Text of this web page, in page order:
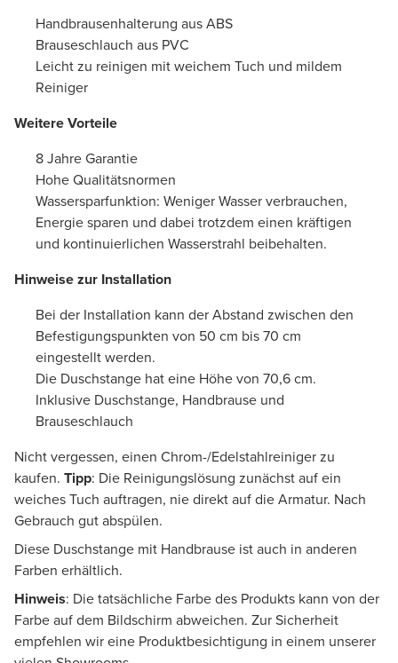
Handbrausenhalterung aus ABS
Brauseschlauch aus PVC
Leicht zu reinigen mit weichem Tuch und mildem
Reiniger
Weitere Vorteile
8 Jahre Garantie
Hohe Qualitätsnormen
Wassersparfunktion: Weniger Wasser verbrauchen,
Energie sparen und dabei trotzdem einen kräftigen
und kontinuierlichen Wasserstrahl beibehalten.
Hinweise zur Installation
Bei der Installation kann der Abstand zwischen den
Befestigungspunkten von 50 cm bis 70 cm
eingestellt werden.
Die Duschstange hat eine Höhe von 70,6 cm.
Inklusive Duschstange, Handbrause und
Brauseschlauch
Nicht vergessen, einen Chrom-/Edelstahlreiniger zu
kaufen. Tipp: Die Reinigungslösung zunächst auf ein
weiches Tuch auftragen, nie direkt auf die Armatur. Nach
Gebrauch gut abspülen.
Diese Duschstange mit Handbrause ist auch in anderen
Farben erhältlich.
Hinweis: Die tatsächliche Farbe des Produkts kann von der
Farbe auf dem Bildschirm abweichen. Zur Sicherheit
empfehlen wir eine Produktbesichtigung in einem unserer